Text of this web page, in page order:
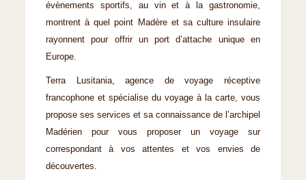
évènements sportifs, au vin et à la gastronomie,
montrent à quel point Madère et sa culture insulaire
rayonnent pour offrir un port d’attache unique en
Europe.
Terra Lusitania, agence de voyage réceptive
francophone et spécialise du voyage à la carte, vous
propose ses services et sa connaissance de l’archipel
Madérien pour vous proposer un voyage sur
correspondant à vos attentes et vos envies de
découvertes.